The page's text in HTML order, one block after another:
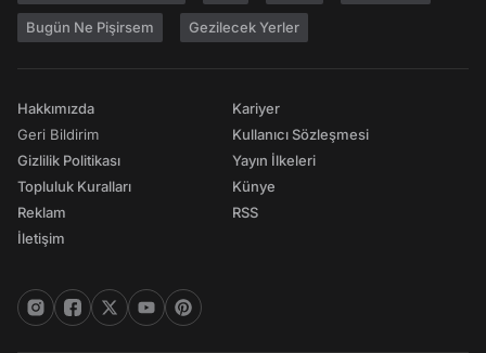
Bugün Ne Pişirsem Gezilecek Yerler
Hakkımızda
Geri Bildirim
Gizlilik Politikası
Topluluk Kuralları
Reklam
İletişim
Kariyer
Kullanıcı Sözleşmesi
Yayın İlkeleri
Künye
RSS